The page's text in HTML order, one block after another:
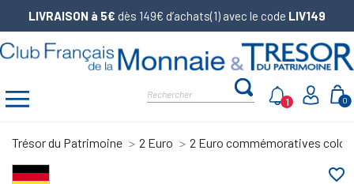
LIVRAISON à 5€ dès 149€ d’achats(1) avec le code LIV149
0
1
Trésor du Patrimoine 2 Euro 2 Euro commémoratives
favorite_border